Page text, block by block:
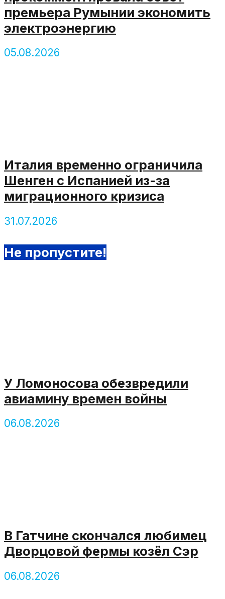
премьера Румынии экономить
электроэнергию
05.08.2026
Италия временно ограничила
Шенген с Испанией из-за
миграционного кризиса
31.07.2026
Не пропустите!
У Ломоносова обезвредили
авиамину времен войны
06.08.2026
В Гатчине скончался любимец
Дворцовой фермы козёл Сэр
06.08.2026